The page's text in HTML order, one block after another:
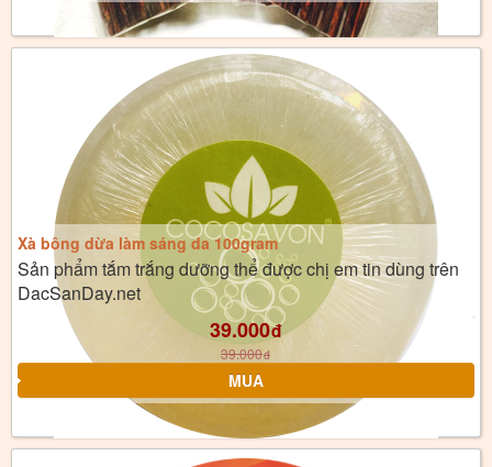
Xà bông dừa làm sáng da 100gram
Sản phẩm tắm trắng dưỡng thể được chị em tin dùng trên
DacSanDay.net
39.000đ
39.000đ